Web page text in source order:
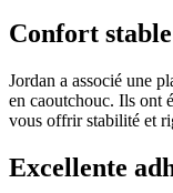
Confort stable
Jordan a associé une
en caoutchouc. Ils ont
vous offrir stabilité et
Excellente